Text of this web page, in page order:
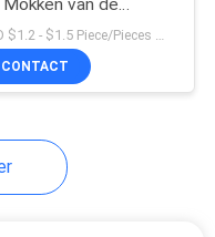
van de
USD $1.2 - $1.5 Piece/Pieces MOQ:36 Stuk/Stukken
CONTACT